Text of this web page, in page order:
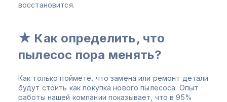
восстановится.
★ Как определить, что
пылесос пора менять?
Как только поймете, что замена или ремонт детали
будут стоить как покупка нового пылесоса. Опыт
работы нашей компании показывает, что в 95%